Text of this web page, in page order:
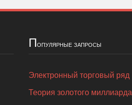
Популярные запросы
Электронный торговый ряд
Теория золотого миллиарда